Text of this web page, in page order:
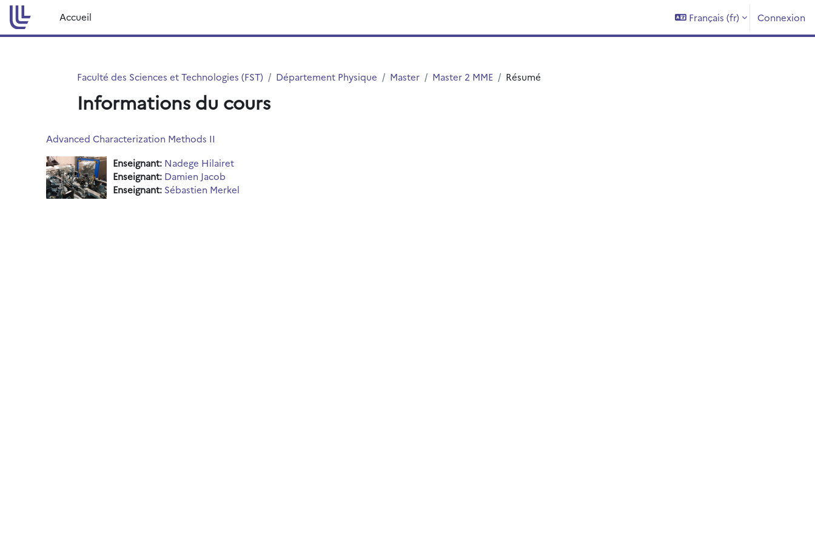
Passer au contenu principal
Accueil
Français ‎(fr)‎ Connexion
Faculté des Sciences et Technologies (FST) Département Physique Master Master 2 MME Résumé
Informations du cours
Advanced Characterization Methods II
Enseignant: Nadege Hilairet
Enseignant: Damien Jacob
Enseignant: Sébastien Merkel